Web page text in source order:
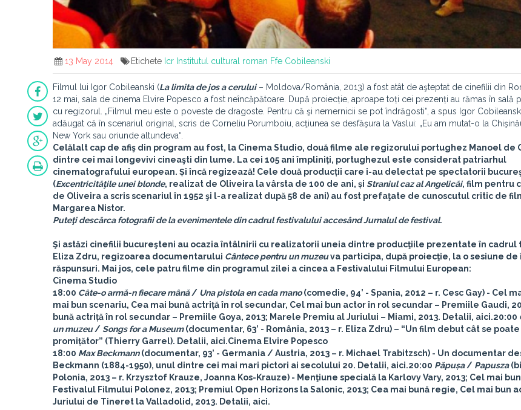
13 May 2014 Etichete Icr Institutul cultural roman Ffe Cobileanski
Filmul lui Igor Cobileanski (La limita de jos a cerului– Moldova/România, 2013) a fost atât de aşteptat de cinefilii din
12 mai, sala de cinema Elvire Popesco a fost neîncăpătoare. După proiecție, aproape toți cei prezenți au rămas în sală
cu regizorul. „Filmul meu este o poveste de dragoste. Pentru că şi nemernicii se pot îndrăgosti“, a spus Igor
adăugat că în scenariul original, scris de Corneliu Porumboiu, acţiunea se desfăşura la Vaslui: „Eu am mutat-o la
New York sau oriunde altundeva“.
Celălalt cap de afiş din program au fost, la Cinema Studio, două filme ale regizorului portughez Manoel de
dintre cei mai longevivi cineaşti din lume. La cei 105 ani împliniți, portughezul este considerat patriarhul
cinematografului european. Și încă regizează! Cele două producții care i-au delectat pe spectatorii
(Excentricităţile unei blonde, realizat de Oliveira la vârsta de 100 de ani, și Straniul caz al Angelicăi, film pentru
de Oliveira a scris scenariul în 1952 şi l-a realizat după 58 de ani) au fost prefaţate de cunoscutul critic de
Margarea Nistor.
Puteţi descărca fotografii de la evenimentele din cadrul festivalului accesând Jurnalul de festival.
Şi astăzi cinefilii bucureşteni au ocazia întâlnirii cu realizatorii uneia dintre producţiile prezentate în cadrul
Eliza Zdru, regizoarea documentarului Cântece pentru un muzeuva participa, după proiecţie, la o sesiune de
răspunsuri. Mai jos, cele patru filme din programul zilei a cincea a Festivalului Filmului European:
Cinema Studio
18:00 Câte-o armă-n fiecare mână / Una pistola en cada mano (comedie, 94’ - Spania, 2012 – r. Cesc Gay) - Cel
mai bun scenariu, Cea mai bună actriță în rol secundar, Cel mai bun actor în rol secundar – Premiile Gaudi,
bună actriță în rol secundar – Premiile Goya, 2013; Marele Premiu al Juriului – Miami, 2013. Detalii, aici.20:00
un muzeu/Songs for a Museum(documentar, 63’ - România, 2013 – r. Eliza Zdru) – “Un film debut cât se
promițător” (Thierry Garrel). Detalii, aici.Cinema Elvire Popesco
18:00 Max Beckmann (documentar, 93’ - Germania / Austria, 2013 – r. Michael Trabitzsch) - Un documentar
Beckmann (1884-1950), unul dintre cei mai mari pictori ai secolului 20. Detalii, aici.20:00 Păpușa/ Papusza
Polonia, 2013 – r. Krzysztof Krauze, Joanna Kos-Krauze) - Menţiune specială la Karlovy Vary, 2013; Cel mai
Festivalul Filmului Polonez, 2013; Premiul Open Horizons la Salonic, 2013; Cea mai bună regie, Cel mai bun
Juriului de Tineret la Valladolid, 2013. Detalii, aici.